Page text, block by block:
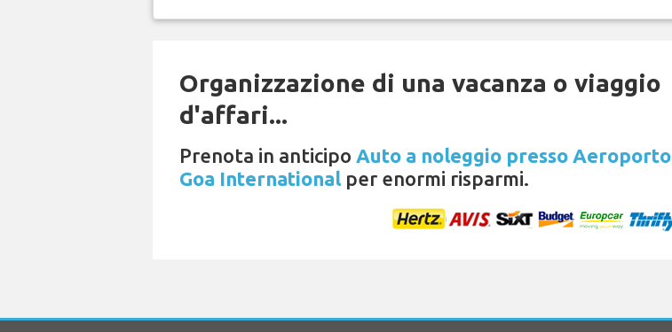
Organizzazione di una vacanza o viaggio
d'affari...
Prenota in anticipo Auto a noleggio presso Aeroporto
Goa International per enormi risparmi.